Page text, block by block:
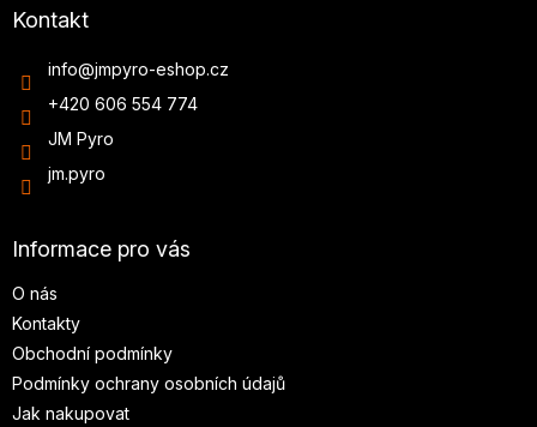
Kontakt
info@jmpyro-eshop.cz
+420 606 554 774
JM Pyro
jm.pyro
Informace pro vás
O nás
Kontakty
Obchodní podmínky
Podmínky ochrany osobních údajů
Jak nakupovat